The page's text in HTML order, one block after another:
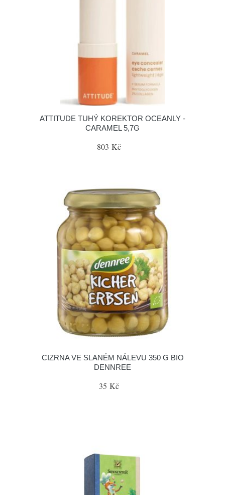
ATTITUDE TUHÝ KOREKTOR OCEANLY -
CARAMEL 5,7G
803 Kč
CIZRNA VE SLANÉM NÁLEVU 350 G BIO
DENNREE
35 Kč